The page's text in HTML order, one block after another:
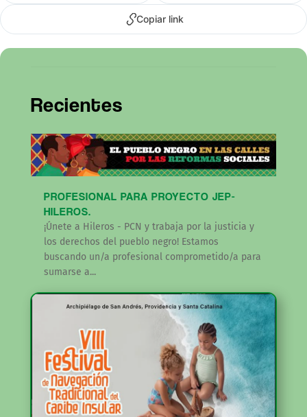
Copiar link
Recientes
PROFESIONAL PARA PROYECTO JEP-
HILEROS.
¡Únete a Hileros - PCN y trabaja por la justicia y
los derechos del pueblo negro! Estamos
buscando un/a profesional comprometido/a para
sumarse a...